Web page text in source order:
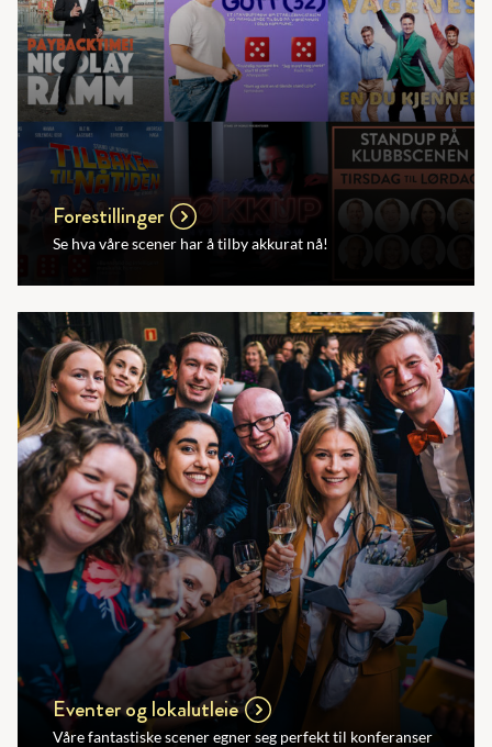
Forestillinger
Se hva våre scener har å tilby akkurat nå!
Eventer og lokalutleie
Våre fantastiske scener egner seg perfekt til konferanser